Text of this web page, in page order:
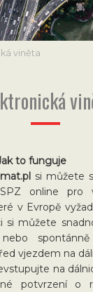
viněta
to funguje
si můžete
online pro
v Evropě
si můžete
vjezdem na
na
potvrzení o